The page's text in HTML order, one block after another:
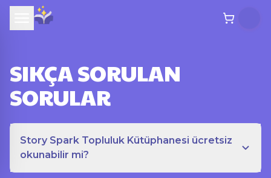
SIKÇA SORULAN
SORULAR
Story Spark Topluluk Kütüphanesi ücretsiz
okunabilir mi?